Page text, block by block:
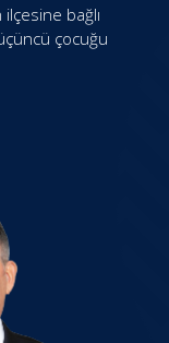
ilçesine bağlı
çocuğu